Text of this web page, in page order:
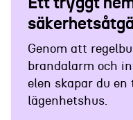
Ett tryggt
Genom att
brandalarm och
elen skapar du
lägenhetshus.